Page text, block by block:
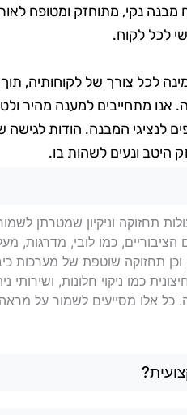
מבנה נקי, מתוחזק ומטופח
לכל לקוח.
לכל צורך של לקוחותיה,
אנו מתחייבים למענה מהיר
המבנה. הודות לגישה
היטב ונעים לשהות בו.
תחזוקה וניקיון שמטרתן
הציבוריים, כמו לובי, מדרגות,
וכן תחזוקה שוטפת של מערכות
כמו ניקוי חלונות, ושירותי
כל אלו מסייעים לשמור על